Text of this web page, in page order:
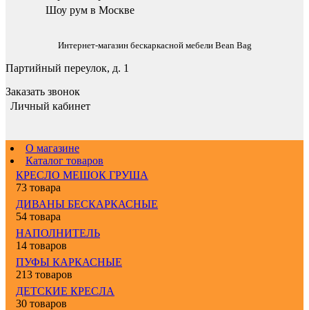
Шоу рум в Москве
Интернет-магазин бескаркасной мебели Bean Bag
Партийный переулок, д. 1
Заказать звонок
Личный кабинет
О магазине
Каталог товаров
КРЕСЛО МЕШОК ГРУША
73 товара
ДИВАНЫ БЕСКАРКАСНЫЕ
54 товара
НАПОЛНИТЕЛЬ
14 товаров
ПУФЫ КАРКАСНЫЕ
213 товаров
ДЕТСКИЕ КРЕСЛА
30 товаров